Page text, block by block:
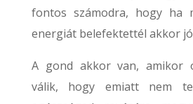
fontos számodra, hogy ha
energiát belefektettél akkor
A gond akkor van, amikor
válik, hogy emiatt nem